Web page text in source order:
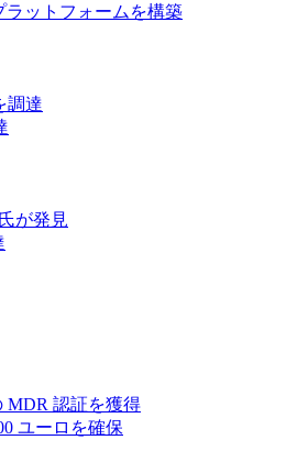
ラットフォームを構築
調達
が発見
MDR 認証を獲得
ユーロを確保